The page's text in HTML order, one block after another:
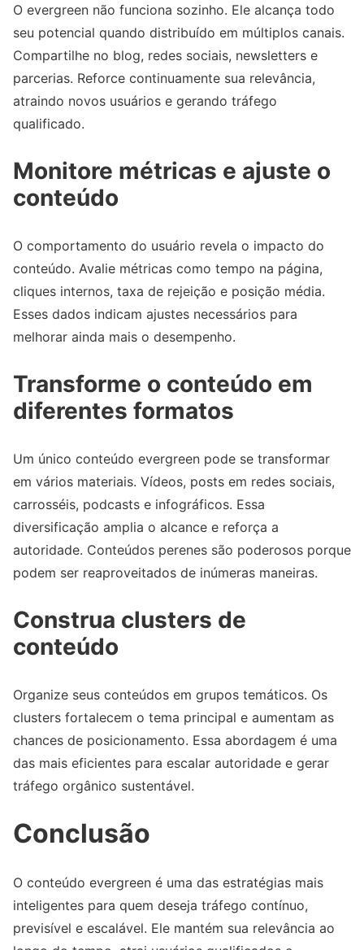
O evergreen não funciona sozinho. Ele alcança todo
seu potencial quando distribuído em múltiplos canais.
Compartilhe no blog, redes sociais, newsletters e
parcerias. Reforce continuamente sua relevância,
atraindo novos usuários e gerando tráfego
qualificado.
Monitore métricas e ajuste o
conteúdo
O comportamento do usuário revela o impacto do
conteúdo. Avalie métricas como tempo na página,
cliques internos, taxa de rejeição e posição média.
Esses dados indicam ajustes necessários para
melhorar ainda mais o desempenho.
Transforme o conteúdo em
diferentes formatos
Um único conteúdo evergreen pode se transformar
em vários materiais. Vídeos, posts em redes sociais,
carrosséis, podcasts e infográficos. Essa
diversificação amplia o alcance e reforça a
autoridade. Conteúdos perenes são poderosos porque
podem ser reaproveitados de inúmeras maneiras.
Construa clusters de
conteúdo
Organize seus conteúdos em grupos temáticos. Os
clusters fortalecem o tema principal e aumentam as
chances de posicionamento. Essa abordagem é uma
das mais eficientes para escalar autoridade e gerar
tráfego orgânico sustentável.
Conclusão
O conteúdo evergreen é uma das estratégias mais
inteligentes para quem deseja tráfego contínuo,
previsível e escalável. Ele mantém sua relevância ao